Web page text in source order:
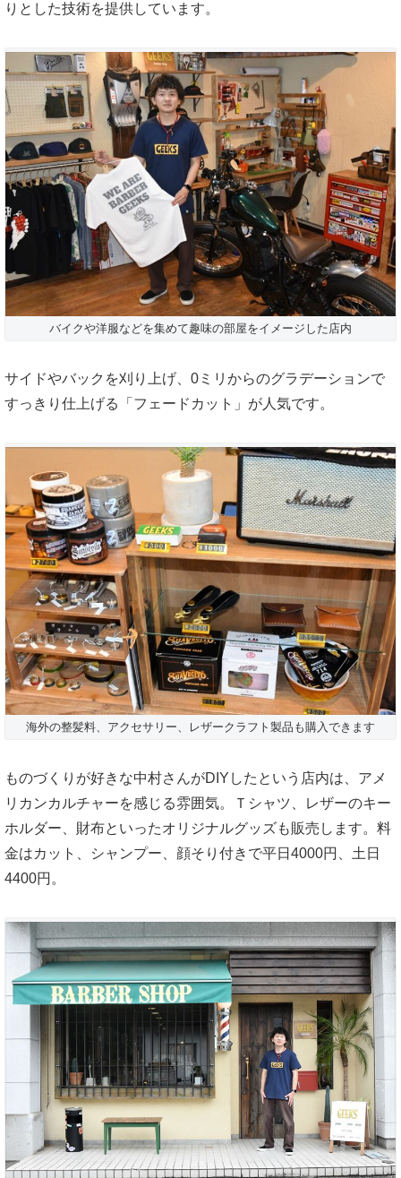
りとした技術を提供しています。
バイクや洋服などを集めて趣味の部屋をイメージした店内
サイドやバックを刈り上げ、0ミリからのグラデーションで
すっきり仕上げる「フェードカット」が人気です。
海外の整髪料、アクセサリー、レザークラフト製品も購入できます
ものづくりが好きな中村さんがDIYしたという店内は、アメ
リカンカルチャーを感じる雰囲気。Ｔシャツ、レザーのキー
ホルダー、財布といったオリジナルグッズも販売します。料
金はカット、シャンプー、顔そり付きで平日4000円、土日
4400円。